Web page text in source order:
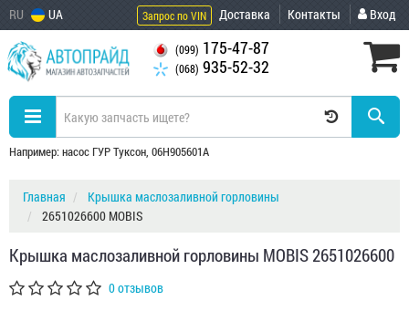
RU UA Запрос по VIN Доставка Контакты Вход
(099) 175-47-87
(068) 935-52-32
Например: насос ГУР Туксон, 06H905601A
Главная
Крышка маслозаливной горловины
2651026600 MOBIS
Крышка маслозаливной горловины MOBIS 2651026600
0 отзывов